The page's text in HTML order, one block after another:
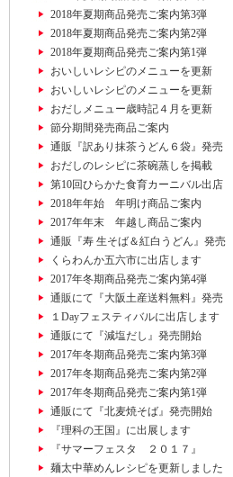
2018年夏期商品発売ご案内第3弾
2018年夏期商品発売ご案内第2弾
2018年夏期商品発売ご案内第1弾
おいしいレシピのメニューを更新
おいしいレシピのメニューを更新
おだしメニュー歳時記４月を更新
節分期間発売商品ご案内
通販『訳あり抹茶うどん６袋』発売
おだしのレシピに茶碗蒸しを掲載
第10回ひらかた食育カーニバル出店
2018年年始 年明け商品ご案内
2017年年末 年越し商品ご案内
通販『寿 生そば＆紅白うどん』発売
くらわんか五六市に出店します
2017年冬期商品発売ご案内第4弾
通販にて『大阪土産送料無料』発売
１Dayフェスティバルに出店します
通販にて『減塩だし』発売開始
2017年冬期商品発売ご案内第3弾
2017年冬期商品発売ご案内第2弾
2017年冬期商品発売ご案内第1弾
通販にて『北麦焼そば』発売開始
『理科の王国』に出展します
『サマーフェスタ ２０１７』
麺太中華めんレシピを更新しました